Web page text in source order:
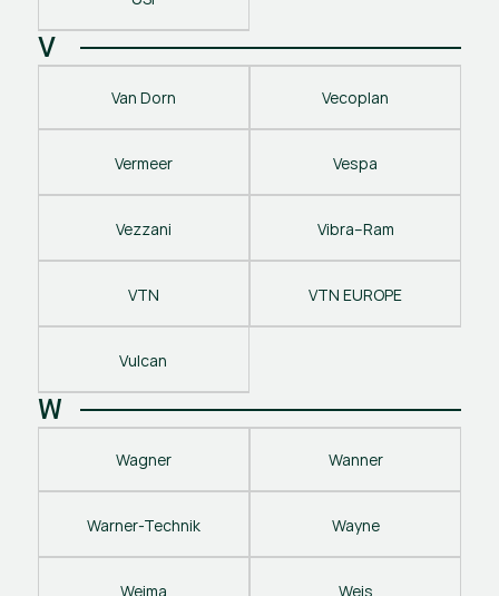
V
Van Dorn Vecoplan
Vermeer Vespa
Vezzani Vibra–Ram
VTN VTN EUROPE
Vulcan
W
Wagner Wanner
Warner-Technik Wayne
Weima Weis